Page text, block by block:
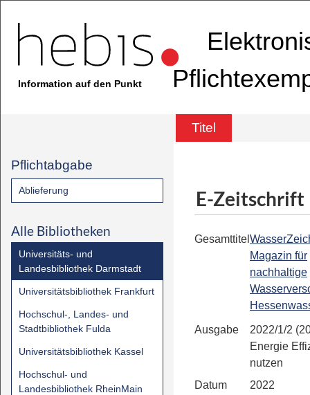
Information auf den Punkt
Titel
Pflichtabgabe
Ablieferung
Alle Bibliotheken
Universitäts- und
Landesbibliothek Darmstadt
Universitätsbibliothek Frankfurt
Hochschul-, Landes- und
Stadtbibliothek Fulda
Universitätsbibliothek Kassel
Hochschul- und
Landesbibliothek RheinMain
E-Zeitschrift
Gesamttitel
Magazin für
nachhaltige
Ausgabe
2022/1/2
Energie
nutzen
Datum
2022